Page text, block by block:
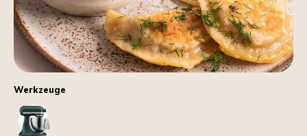
Werkzeuge
StandMixer